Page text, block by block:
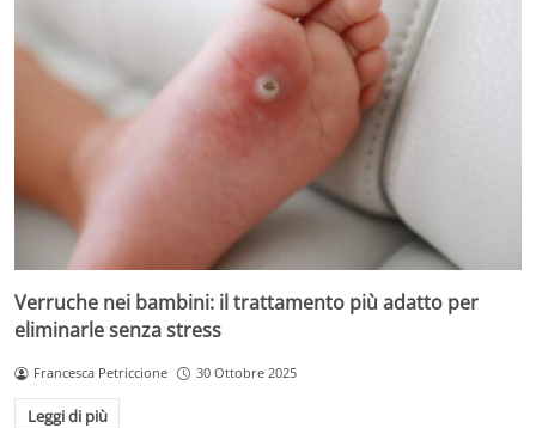
Verruche nei bambini: il trattamento più adatto per
eliminarle senza stress
Francesca Petriccione 30 Ottobre 2025
Leggi di più